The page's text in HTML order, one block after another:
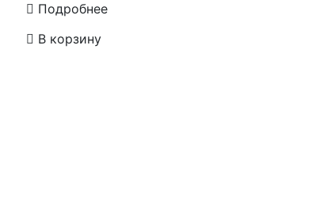
Подробнее
В корзину